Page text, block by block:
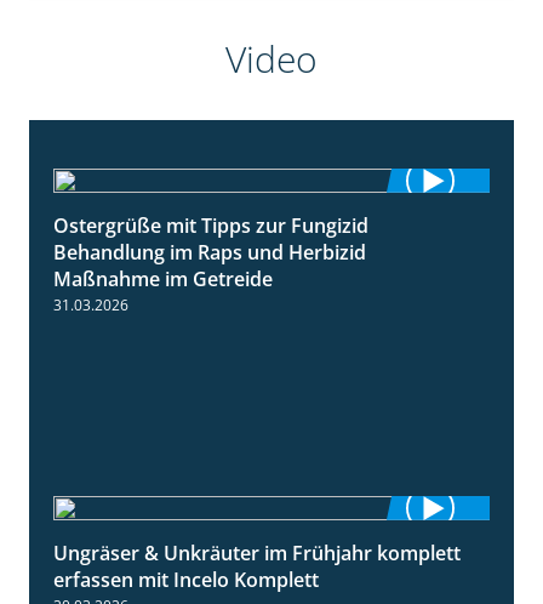
Video
Ostergrüße mit Tipps zur Fungizid
Behandlung im Raps und Herbizid
Maßnahme im Getreide
31.03.2026
3:10
Ungräser & Unkräuter im Frühjahr komplett
erfassen mit Incelo Komplett